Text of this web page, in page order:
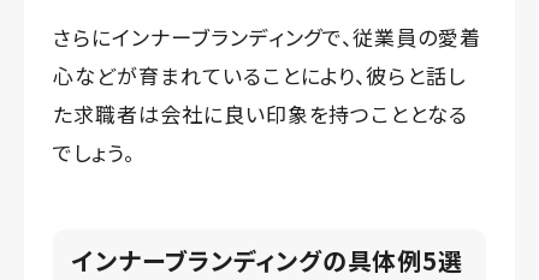
さらにインナーブランディングで、従業員の愛着
心などが育まれていることにより、彼らと話し
た求職者は会社に良い印象を持つこととなる
でしょう。
インナーブランディングの具体例5選